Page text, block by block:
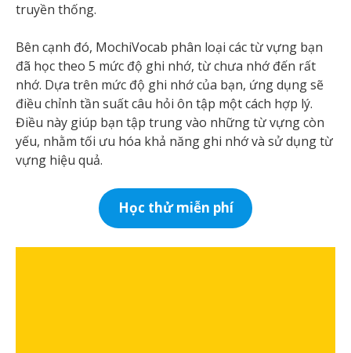
truyền thống.
Bên cạnh đó, MochiVocab phân loại các từ vựng bạn
đã học theo 5 mức độ ghi nhớ, từ chưa nhớ đến rất
nhớ. Dựa trên mức độ ghi nhớ của bạn, ứng dụng sẽ
điều chỉnh tần suất câu hỏi ôn tập một cách hợp lý.
Điều này giúp bạn tập trung vào những từ vựng còn
yếu, nhằm tối ưu hóa khả năng ghi nhớ và sử dụng từ
vựng hiệu quả.
Học thử miễn phí